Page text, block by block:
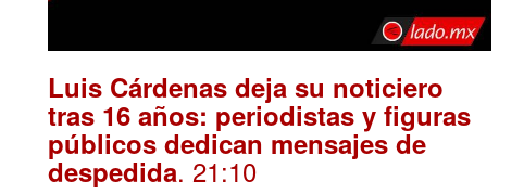
Luis Cárdenas deja su noticiero
tras 16 años: periodistas y figuras
públicos dedican mensajes de
despedida. 21:10